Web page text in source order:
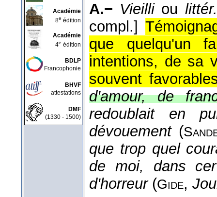
Académie
8e édition
Académie
4e édition
BDLP
Francophonie
BHVF
attestations
DMF
(1330 - 1500)
A.− Vieilliou
compl.]
que quelqu'un
intentions, de sa
souvent
d'amour, de
redoublait en
dévouement(
que trop quel
de moi, dans
d'horreur(Gide,